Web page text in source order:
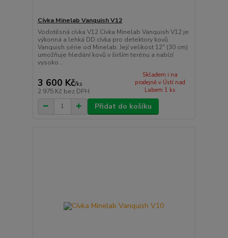
Cívka Minelab Vanquish V12
Vodotěsná cívka V12 Cívka Minelab Vanquish V12 je
výkonná a lehká DD cívka pro detektory kovů
Vanquish série od Minelab. Její velikost 12" (30 cm)
umožňuje hledání kovů v širším terénu a nabízí
vysoko...
3 600 Kč/ks
2 975 Kč bez DPH
Skladem i na
prodejně v Ústí nad
Labem 1 ks
Přidat do košíku